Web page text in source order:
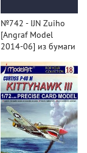
№742 - IJN Zuiho
[Angraf Model
2014-06] из бумаги